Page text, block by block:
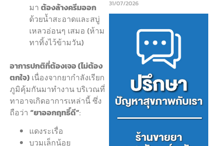
มา ต้องล้างครีมออก
ด้วยน้ำสะอาดและสบู่
เหลวอ่อนๆ เสมอ (ห้าม
ทาทิ้งไว้ข้ามวัน)
อาการปกติที่ต้องเจอ (ไม่ต้อง
ตกใจ) เนื่องจากยากำลังเรียก
ภูมิคุ้มกันมาทำงาน บริเวณที่
ทาอาจเกิดอาการเหล่านี้ ซึ่ง
ถือว่า “ยาออกฤทธิ์ดี”:
แดงระเรื่อ
บวมเล็กน้อย
31/07/2026